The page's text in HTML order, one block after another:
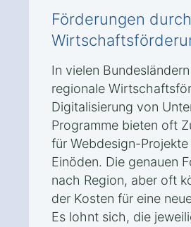
Förderungen
In vielen
regionale
Digitalisierung von
Programme bieten oft
für Webdesign-
Einöden. Die genauen
nach Region, aber oft
der Kosten für eine
Es lohnt sich, die